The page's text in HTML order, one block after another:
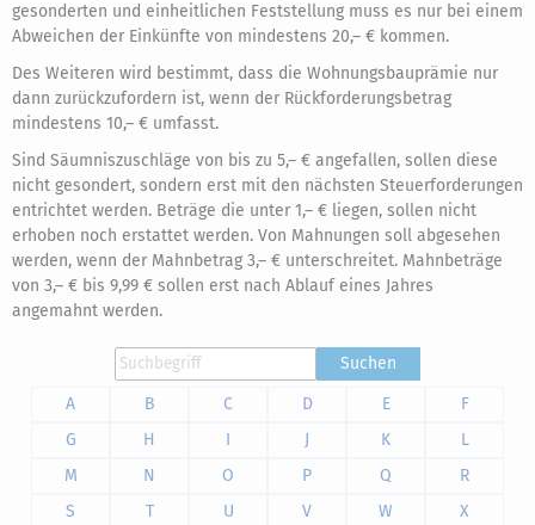
gesonderten und einheitlichen Feststellung muss es nur bei einem
Abweichen der Einkünfte von mindestens 20,– € kommen.
Des Weiteren wird bestimmt, dass die Wohnungsbauprämie nur
dann zurückzufordern ist, wenn der Rückforderungsbetrag
mindestens 10,– € umfasst.
Sind Säumniszuschläge von bis zu 5,– € angefallen, sollen diese
nicht gesondert, sondern erst mit den nächsten Steuerforderungen
entrichtet werden. Beträge die unter 1,– € liegen, sollen nicht
erhoben noch erstattet werden. Von Mahnungen soll abgesehen
werden, wenn der Mahnbetrag 3,– € unterschreitet. Mahnbeträge
von 3,– € bis 9,99 € sollen erst nach Ablauf eines Jahres
angemahnt werden.
Suchen
A
B C D E
F
G
H I J K
L
M
N O P Q
R
S
T U V W
X